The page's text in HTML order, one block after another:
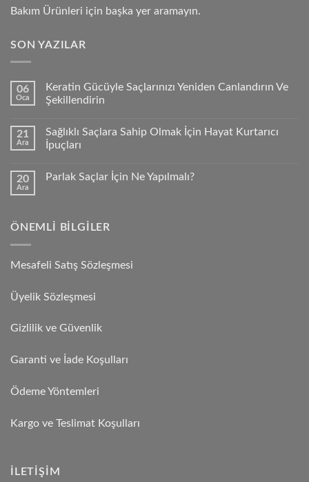
Bakım Ürünleri için başka yer aramayın.
SON YAZILAR
06
Oca
Keratin Gücüyle Saçlarınızı Yeniden Canlandırın Ve
Şekillendirin
21
Ara
Sağlıklı Saçlara Sahip Olmak İçin Hayat Kurtarıcı
İpuçları
20
Ara
Parlak Saçlar İçin Ne Yapılmalı?
ÖNEMLI BILGILER
Mesafeli Satış Sözleşmesi
Üyelik Sözleşmesi
Gizlilik ve Güvenlik
Garanti ve İade Koşulları
Ödeme Yöntemleri
Kargo ve Teslimat Koşulları
İLETIŞIM